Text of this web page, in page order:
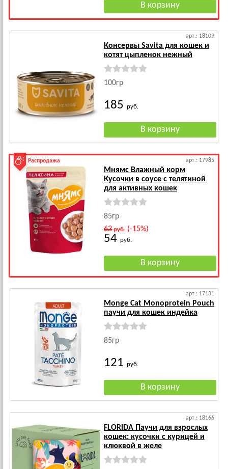
арт.: 18109
Консервы Savita для кошек и
котят цыпленок нежный
100гр
185 руб.
Распродажа арт.: 17985
Мнямс Влажный корм
Кусочки в соусе с телятиной
для активных кошек
85гр
63руб.(-15%)
54 руб.
арт.: 17131
Monge Cat Monoprotein Pouch
паучи для кошек индейка
85гр
121 руб.
арт.: 18166
FLORIDA Паучи для взрослых
кошек: кусочки с курицей и
клюквой в желе